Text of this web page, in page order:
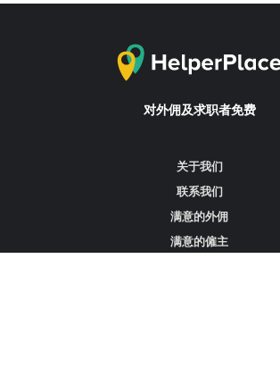
对外佣及求职者免费
关于我们
联系我们
满意的外佣
满意的僱主